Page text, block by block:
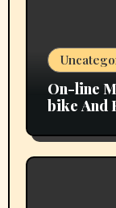
On-line
bike And